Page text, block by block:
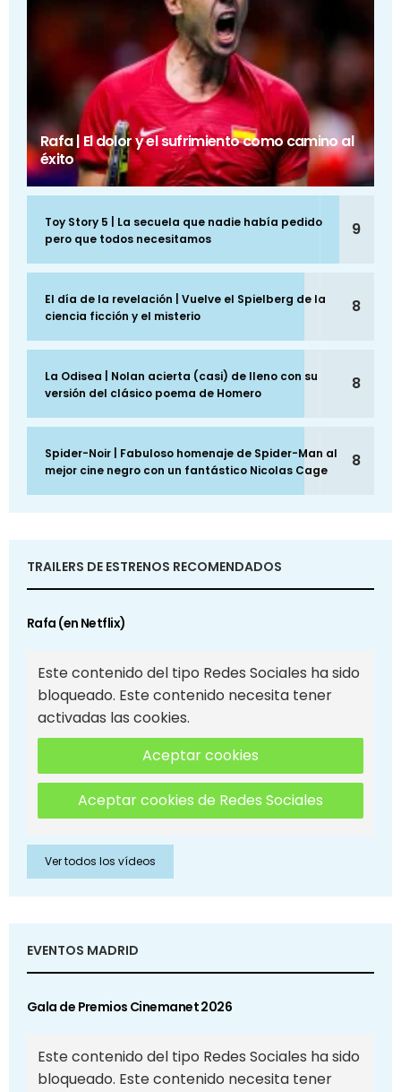
Rafa | El dolor y el sufrimiento como camino al
éxito
Toy Story 5 | La secuela que nadie había pedido
pero que todos necesitamos
9
El día de la revelación | Vuelve el Spielberg de la
ciencia ficción y el misterio
8
La Odisea | Nolan acierta (casi) de lleno con su
versión del clásico poema de Homero
8
Spider-Noir | Fabuloso homenaje de Spider-Man al
mejor cine negro con un fantástico Nicolas Cage
8
TRAILERS DE ESTRENOS RECOMENDADOS
Rafa (en Netflix)
Este contenido del tipo Redes Sociales ha sido
bloqueado. Este contenido necesita tener
activadas las cookies.
Aceptar cookies
Aceptar cookies de Redes Sociales
Ver todos los vídeos
EVENTOS MADRID
Gala de Premios Cinemanet 2026
Este contenido del tipo Redes Sociales ha sido
bloqueado. Este contenido necesita tener